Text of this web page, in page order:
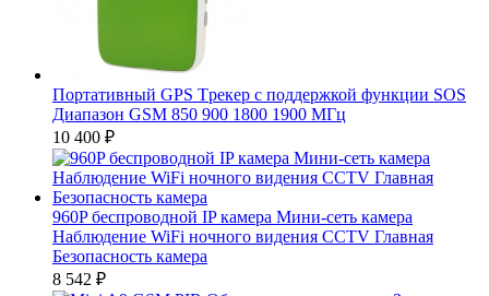
Портативный GPS Tрекер с поддержкой функции SOS
Диапазон GSM 850 900 1800 1900 МГц
10 400 ₽
960P беспроводной IP камера Мини-сеть камера
Наблюдение WiFi ночного видения CCTV Главная
Безопасность камера
8 542 ₽